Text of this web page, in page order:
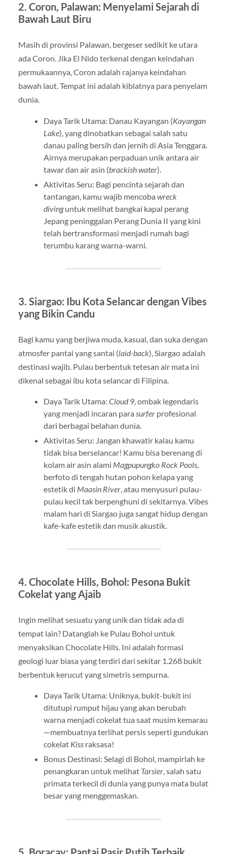
2. Coron, Palawan: Menyelami Sejarah di
Bawah Laut Biru
Masih di provinsi Palawan, bergeser sedikit ke utara
ada Coron. Jika El Nido terkenal dengan keindahan
permukaannya, Coron adalah rajanya keindahan
bawah laut. Tempat ini adalah kiblatnya para penyelam
dunia.
Daya Tarik Utama: Danau Kayangan (Kayangan
Lake), yang dinobatkan sebagai salah satu
danau paling bersih dan jernih di Asia Tenggara.
Airnya merupakan perpaduan unik antara air
tawar dan air asin (brackish water).
Aktivitas Seru: Bagi pencinta sejarah dan
tantangan, kamu wajib mencoba wreck
divinguntuk melihat bangkai kapal perang
Jepang peninggalan Perang Dunia II yang kini
telah bertransformasi menjadi rumah bagi
terumbu karang warna-warni.
3. Siargao: Ibu Kota Selancar dengan Vibes
yang Bikin Candu
Bagi kamu yang berjiwa muda, kasual, dan suka dengan
atmosfer pantai yang santai (laid-back), Siargao adalah
destinasi wajib. Pulau berbentuk tetesan air mata ini
dikenal sebagai ibu kota selancar di Filipina.
Daya Tarik Utama: Cloud 9, ombak legendaris
yang menjadi incaran para surferprofesional
dari berbagai belahan dunia.
Aktivitas Seru: Jangan khawatir kalau kamu
tidak bisa berselancar! Kamu bisa berenang di
kolam air asin alami Magpupungko Rock Pools,
berfoto di tengah hutan pohon kelapa yang
estetik di Maasin River, atau menyusuri pulau-
pulau kecil tak berpenghuni di sekitarnya. Vibes
malam hari di Siargao juga sangat hidup dengan
kafe-kafe estetik dan musik akustik.
4. Chocolate Hills, Bohol: Pesona Bukit
Cokelat yang Ajaib
Ingin melihat sesuatu yang unik dan tidak ada di
tempat lain? Datanglah ke Pulau Bohol untuk
menyaksikan Chocolate Hills. Ini adalah formasi
geologi luar biasa yang terdiri dari sekitar 1.268 bukit
berbentuk kerucut yang simetris sempurna.
Daya Tarik Utama: Uniknya, bukit-bukit ini
ditutupi rumput hijau yang akan berubah
warna menjadi cokelat tua saat musim kemarau
—membuatnya terlihat persis seperti gundukan
cokelat Kissraksasa!
Bonus Destinasi: Selagi di Bohol, mampirlah ke
penangkaran untuk melihat Tarsier, salah satu
primata terkecil di dunia yang punya mata bulat
besar yang menggemaskan.